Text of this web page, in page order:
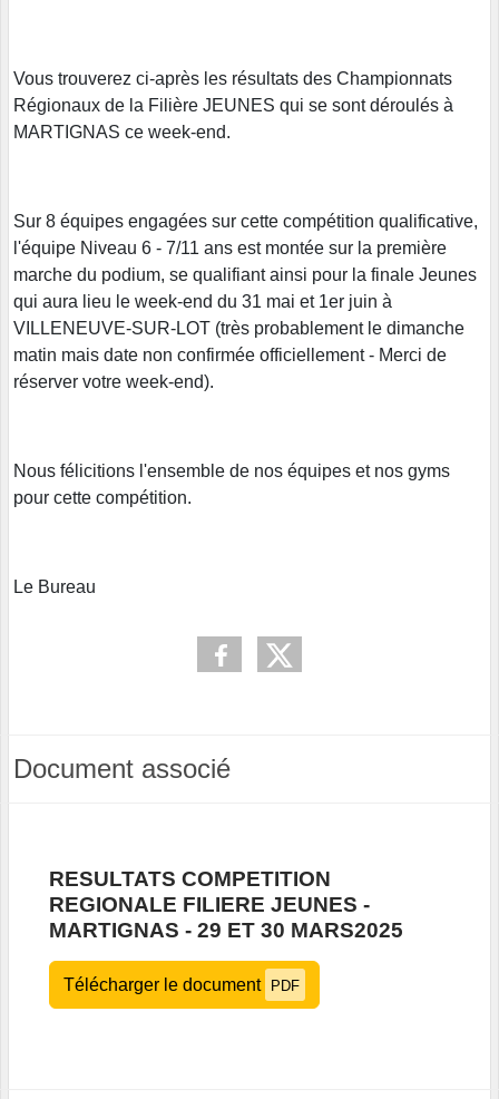
Vous trouverez ci-après les résultats des Championnats
Régionaux de la Filière JEUNES qui se sont déroulés à
MARTIGNAS ce week-end.
Sur 8 équipes engagées sur cette compétition qualificative,
l'équipe Niveau 6 - 7/11 ans est montée sur la première
marche du podium, se qualifiant ainsi pour la finale Jeunes
qui aura lieu le week-end du 31 mai et 1er juin à
VILLENEUVE-SUR-LOT (très probablement le dimanche
matin mais date non confirmée officiellement - Merci de
réserver votre week-end).
Nous félicitions l'ensemble de nos équipes et nos gyms
pour cette compétition.
Le Bureau
Document associé
RESULTATS COMPETITION
REGIONALE FILIERE JEUNES -
MARTIGNAS - 29 ET 30 MARS2025
Télécharger le document PDF